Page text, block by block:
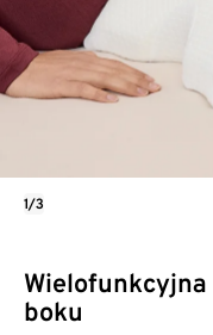
Wielofunkcyjna
boku
1/3